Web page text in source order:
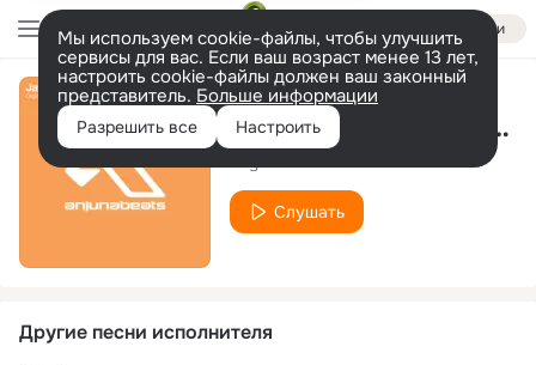
Войти
Мы используем cookie-файлы, чтобы улучшить
сервисы для вас. Если ваш возраст менее 13 лет,
настроить cookie-файлы должен ваш законный
представитель. Больше информации
Разрешить все Настроить Inception (Original Mix )
Слушать
Другие песни исполнителя